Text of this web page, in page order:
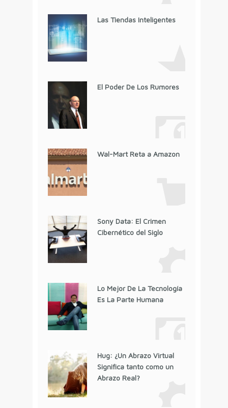
Las Tiendas Inteligentes
El Poder De Los Rumores
Wal-Mart Reta a Amazon
Sony Data: El Crimen
Cibernético del Siglo
Lo Mejor De La Tecnología
Es La Parte Humana
Hug: ¿Un Abrazo Virtual
Significa tanto como un
Abrazo Real?